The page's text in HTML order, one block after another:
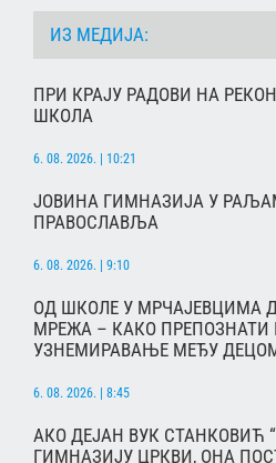
ИЗ МЕДИЈА:
ПРИ КРАЈУ РАДОВИ НА
ШКОЛА
6. 08. 2026. | 10:21
ЈОВИНА ГИМНАЗИЈА У
ПРАВОСЛАВЉА
6. 08. 2026. | 9:10
ОД ШКОЛЕ У МРЧАЈЕВЦИМА
МРЕЖА – КАКО
УЗНЕМИРАВАЊЕ МЕЂУ
6. 08. 2026. | 8:45
АКО ДЕЈАН ВУК СТАНКОВИЋ
ГИМНАЗИЈУ ЦРКВИ, ОНА